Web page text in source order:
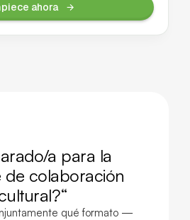
ahora
a para la
de colaboración
qué formato —